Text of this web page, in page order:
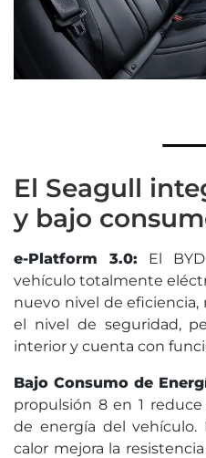
El Seagull
y bajo
e-Platform 3.0: El
vehículo totalmente
nuevo nivel de
el nivel de seguridad,
interior y cuenta con
Bajo Consumo de
propulsión 8 en 1
de energía del
calor mejora la